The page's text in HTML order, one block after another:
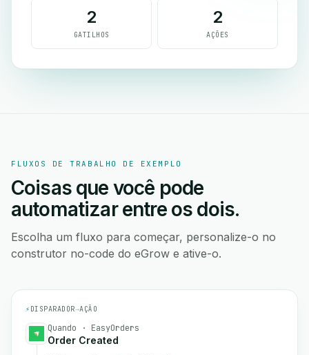
2
GATILHOS
2
AÇÕES
FLUXOS DE TRABALHO DE EXEMPLO
Coisas que você pode
automatizar entre os dois.
Escolha um fluxo para começar, personalize-o no
construtor no-code do eGrow e ative-o.
⚡ DISPARADOR→AÇÃO
Quando · EasyOrders
Order Created